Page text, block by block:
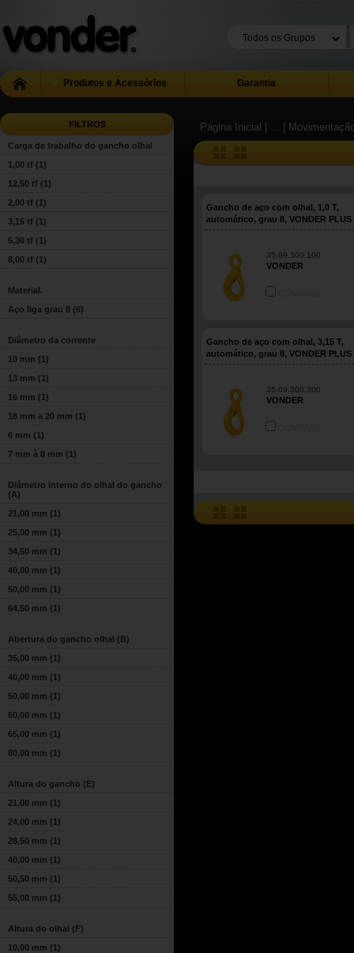
Produtos e Acessórios Garantia
FILTROS
Carga de trabalho do gancho olhal
1,00 tf (1)
12,50 tf (1)
2,00 tf (1)
3,15 tf (1)
5,30 tf (1)
8,00 tf (1)
Material.
Aço liga grau 8 (6)
Diâmetro da corrente
10 mm (1)
13 mm (1)
16 mm (1)
18 mm a 20 mm (1)
6 mm (1)
7 mm à 8 mm (1)
Diâmetro interno do olhal do gancho
(A)
21,00 mm (1)
25,00 mm (1)
34,50 mm (1)
40,00 mm (1)
50,00 mm (1)
64,50 mm (1)
Abertura do gancho olhal (B)
35,00 mm (1)
40,00 mm (1)
50,00 mm (1)
60,00 mm (1)
65,00 mm (1)
80,00 mm (1)
Altura do gancho (E)
21,00 mm (1)
24,00 mm (1)
28,50 mm (1)
40,00 mm (1)
50,50 mm (1)
55,00 mm (1)
Altura do olhal (F)
10,00 mm (1)
Página Inicial | ... |
Gancho de aço com olhal, 1,0 T,
automático, grau 8, VONDER PLUS
35.69.300.100
VONDER
Gancho de aço com olhal, 3,15 T,
automático, grau 8, VONDER PLUS
35.69.300.300
VONDER